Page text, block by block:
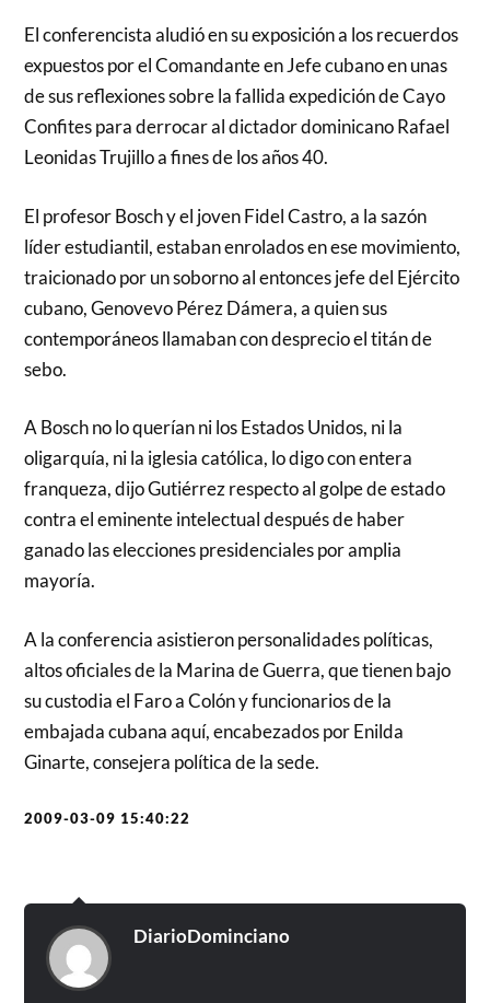
El conferencista aludió en su exposición a los recuerdos
expuestos por el Comandante en Jefe cubano en unas
de sus reflexiones sobre la fallida expedición de Cayo
Confites para derrocar al dictador dominicano Rafael
Leonidas Trujillo a fines de los años 40.
El profesor Bosch y el joven Fidel Castro, a la sazón
líder estudiantil, estaban enrolados en ese movimiento,
traicionado por un soborno al entonces jefe del Ejército
cubano, Genovevo Pérez Dámera, a quien sus
contemporáneos llamaban con desprecio el titán de
sebo.
A Bosch no lo querían ni los Estados Unidos, ni la
oligarquía, ni la iglesia católica, lo digo con entera
franqueza, dijo Gutiérrez respecto al golpe de estado
contra el eminente intelectual después de haber
ganado las elecciones presidenciales por amplia
mayoría.
A la conferencia asistieron personalidades políticas,
altos oficiales de la Marina de Guerra, que tienen bajo
su custodia el Faro a Colón y funcionarios de la
embajada cubana aquí, encabezados por Enilda
Ginarte, consejera política de la sede.
2009-03-09 15:40:22
DiarioDominciano